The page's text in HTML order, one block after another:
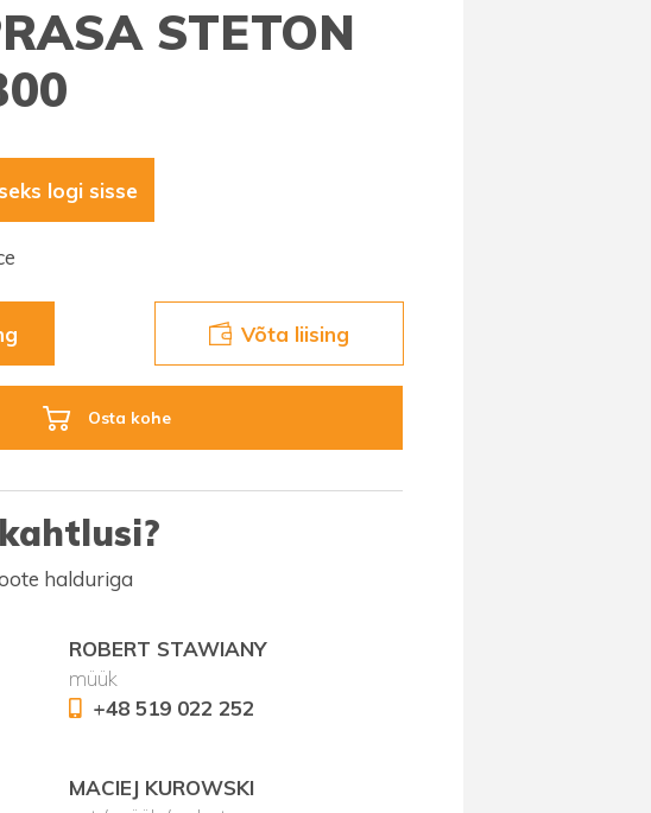
STETON
logi sisse
Võta liising
Osta kohe
halduriga
ROBERT STAWIANY
müük
+48 519 022 252
MACIEJ KUROWSKI